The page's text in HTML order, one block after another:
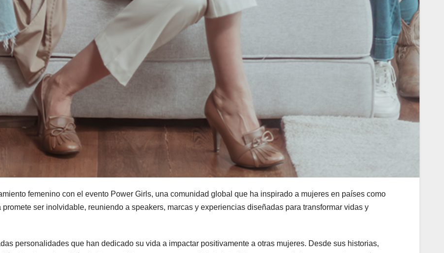
femenino con el evento Power Girls, una comunidad global que ha inspirado a mujeres en países como
ser inolvidable, reuniendo a speakers, marcas y experiencias diseñadas para transformar vidas y
personalidades que han dedicado su vida a impactar positivamente a otras mujeres. Desde sus historias,